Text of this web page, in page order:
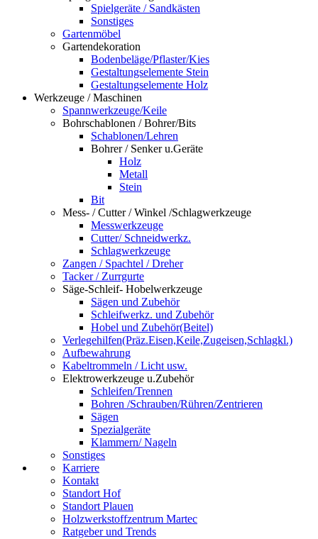
Spielgeräte / Sandkästen
Sonstiges
Gartenmöbel
Gartendekoration
Bodenbeläge/Pflaster/Kies
Gestaltungselemente Stein
Gestaltungselemente Holz
Werkzeuge / Maschinen
Spannwerkzeuge/Keile
Bohrschablonen / Bohrer/Bits
Schablonen/Lehren
Bohrer / Senker u.Geräte
Holz
Metall
Stein
Bit
Mess- / Cutter / Winkel /Schlagwerkzeuge
Messwerkzeuge
Cutter/ Schneidwerkz.
Schlagwerkzeuge
Zangen / Spachtel / Dreher
Tacker / Zurrgurte
Säge-Schleif- Hobelwerkzeuge
Sägen und Zubehör
Schleifwerkz. und Zubehör
Hobel und Zubehör(Beitel)
Verlegehilfen(Präz.Eisen,Keile,Zugeisen,Schlagkl.)
Aufbewahrung
Kabeltrommeln / Licht usw.
Elektrowerkzeuge u.Zubehör
Schleifen/Trennen
Bohren /Schrauben/Rühren/Zentrieren
Sägen
Spezialgeräte
Klammern/ Nageln
Sonstiges
Karriere
Kontakt
Standort Hof
Standort Plauen
Holzwerkstoffzentrum Martec
Ratgeber und Trends